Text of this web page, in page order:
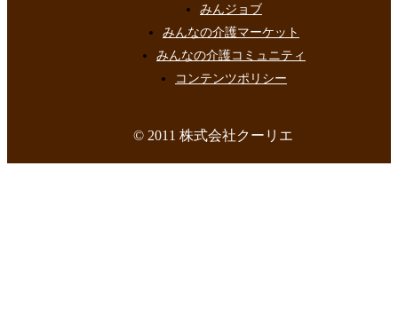
みんジョブ
みんなの介護マーケット
みんなの介護コミュニティ
コンテンツポリシー
© 2011 株式会社クーリエ